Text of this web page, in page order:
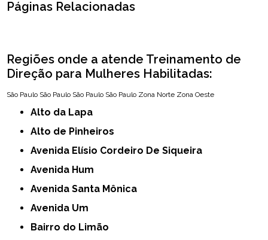
Páginas Relacionadas
Regiões onde a atende Treinamento de
Direção para Mulheres Habilitadas:
São Paulo São Paulo São Paulo São Paulo Zona Norte Zona Oeste
Alto da Lapa
Alto de Pinheiros
Avenida Elísio Cordeiro De Siqueira
Avenida Hum
Avenida Santa Mônica
Avenida Um
Bairro do Limão